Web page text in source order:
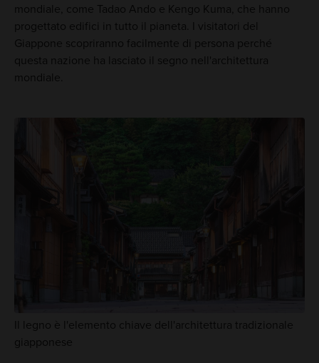
mondiale, come Tadao Ando e Kengo Kuma, che hanno
progettato edifici in tutto il pianeta. I visitatori del
Giappone scopriranno facilmente di persona perché
questa nazione ha lasciato il segno nell'architettura
mondiale.
Il legno è l'elemento chiave dell'architettura tradizionale
giapponese